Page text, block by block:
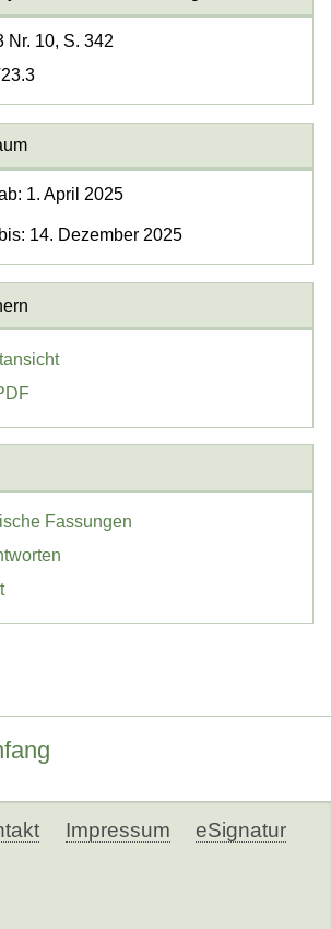
Nr. 10, S. 342
1. April 2025
14. Dezember 2025
Fassungen
Impressum eSignatur